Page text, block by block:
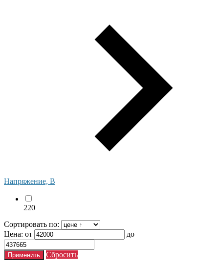
Напряжение, В
220
Сортировать по:
Цена: от до
Сбросить